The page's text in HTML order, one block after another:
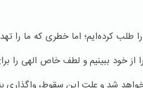
طلب کرده‌ایم؛ اما خطری که ما را
خود ببینیم و لطف خاص الهی را